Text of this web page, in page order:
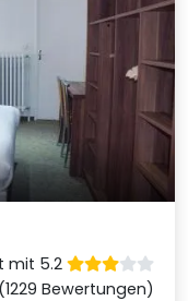
mit 5.2
(1229 Bewertungen)